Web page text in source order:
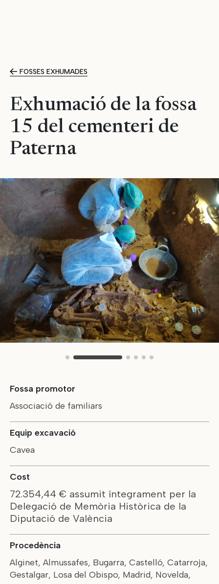
FOSSES EXHUMADES
Exhumació de la fossa
15 del cementeri de
Paterna
Fossa promotor
Associació de familiars
Equip excavació
Cavea
Cost
72.354,44 € assumit íntegrament per la
Delegació de Memòria Històrica de la
Diputació de València
Procedència
Alginet, Almussafes, Bugarra, Castelló, Catarroja,
Gestalgar, Losa del Obispo, Madrid, Novelda,